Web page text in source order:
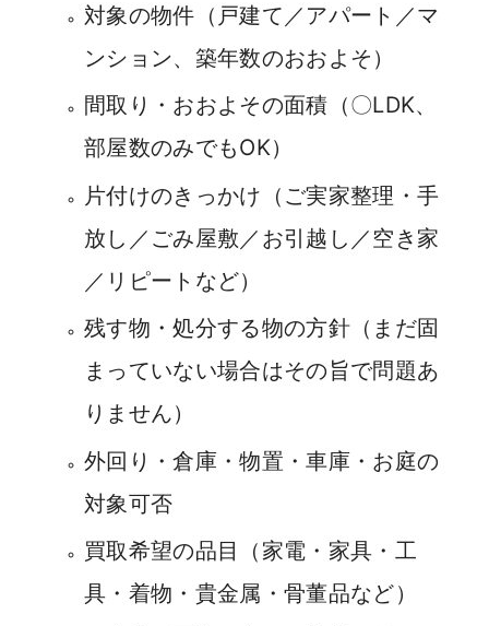
対象の物件（戸建て／アパート／マ
ンション、築年数のおおよそ）
間取り・おおよその面積（〇LDK、
部屋数のみでもOK）
片付けのきっかけ（ご実家整理・手
放し／ごみ屋敷／お引越し／空き家
／リピートなど）
残す物・処分する物の方針（まだ固
まっていない場合はその旨で問題あ
りません）
外回り・倉庫・物置・車庫・お庭の
対象可否
買取希望の品目（家電・家具・工
具・着物・貴金属・骨董品など）